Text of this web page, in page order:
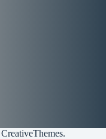
CreativeThemes.